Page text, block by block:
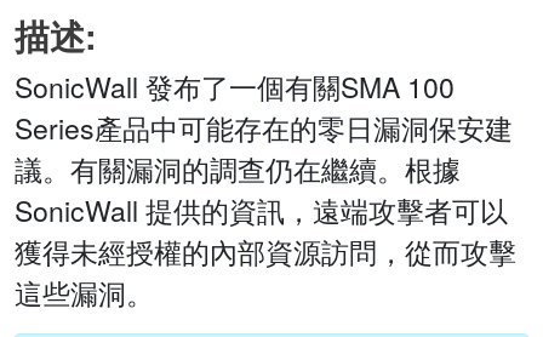
描述:
SonicWall 發布了一個有關SMA 100
Series產品中可能存在的零日漏洞保安建
議。有關漏洞的調查仍在繼續。根據
SonicWall 提供的資訊，遠端攻擊者可以
獲得未經授權的內部資源訪問，從而攻擊
這些漏洞。